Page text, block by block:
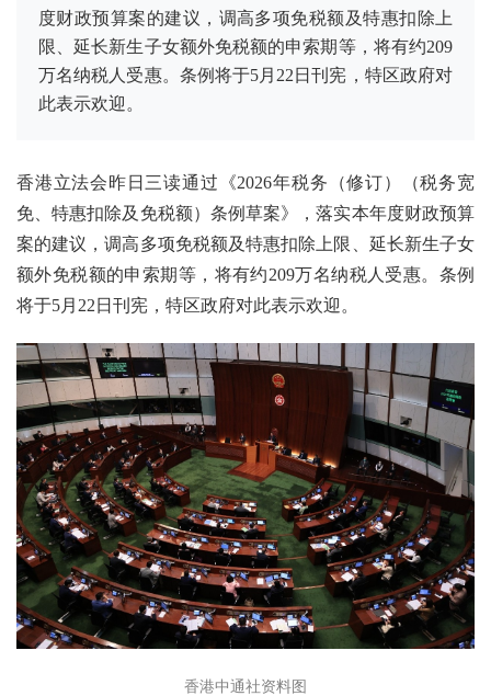
度财政预算案的建议，调高多项免税额及特惠扣除上
限、延长新生子女额外免税额的申索期等，将有约209
万名纳税人受惠。条例将于5月22日刊宪，特区政府对
此表示欢迎。
香港立法会昨日三读通过《2026年税务（修订）（税务宽
免、特惠扣除及免税额）条例草案》，落实本年度财政预算
案的建议，调高多项免税额及特惠扣除上限、延长新生子女
额外免税额的申索期等，将有约209万名纳税人受惠。条例
将于5月22日刊宪，特区政府对此表示欢迎。
香港中通社资料图